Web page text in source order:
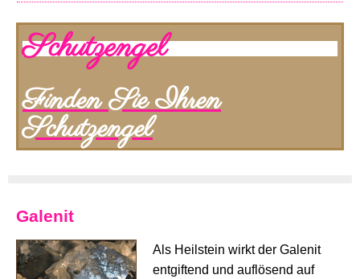
Schutzengel
Finden Sie Ihren
Schutzengel
Galenit
Als Heilstein wirkt der Galenit
entgiftend und auflösend auf